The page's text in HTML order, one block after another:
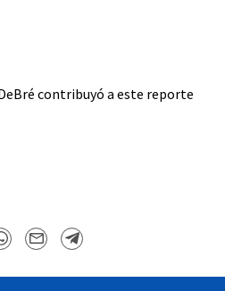
contribuyó a este reporte